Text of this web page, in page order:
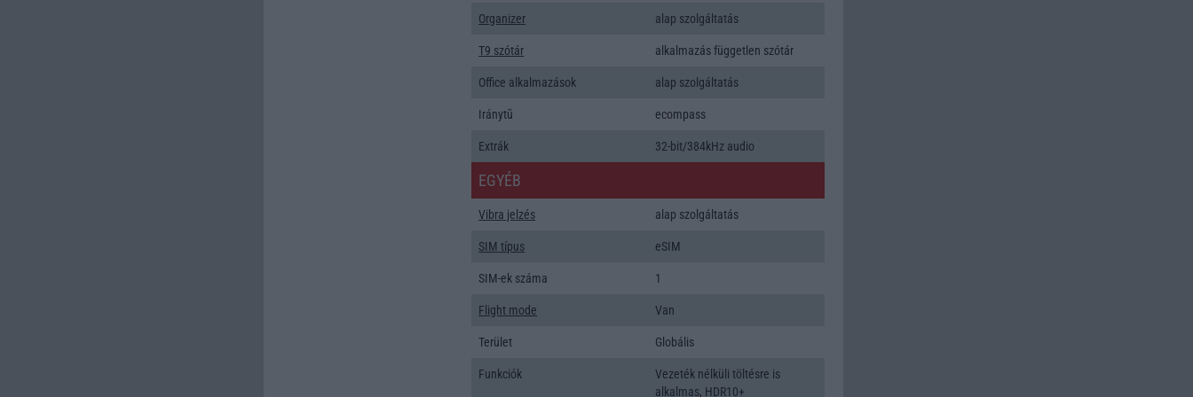
Organizer alap szolgáltatás
T9 szótár alkalmazás független szótár
Office alkalmazások alap szolgáltatás
Iránytũ ecompass
Extrák 32-bit/384kHz audio
EGYÉB
Vibra jelzés alap szolgáltatás
SIM típus eSIM
SIM-ek száma 1
Flight mode Van
Terület Globális
Funkciók
Vezeték nélküli töltésre is
alkalmas, HDR10+